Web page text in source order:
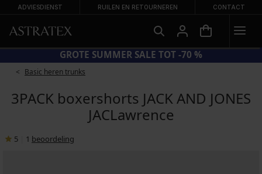
ADVIESDIENST RUILEN EN RETOURNEREN CONTACT
CODE BRA20 = BH'S -20%
Basic heren trunks
3PACK boxershorts JACK AND JONES
JACLawrence
5 1 beoordeling